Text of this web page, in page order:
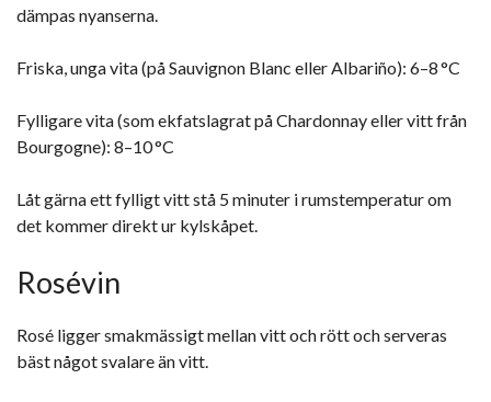
dämpas nyanserna.
Friska, unga vita (på Sauvignon Blanc eller Albariño): 6–8 °C
Fylligare vita (som ekfatslagrat på Chardonnay eller vitt från
Bourgogne): 8–10 °C
Låt gärna ett fylligt vitt stå 5 minuter i rumstemperatur om
det kommer direkt ur kylskåpet.
Rosévin
Rosé ligger smakmässigt mellan vitt och rött och serveras
bäst något svalare än vitt.